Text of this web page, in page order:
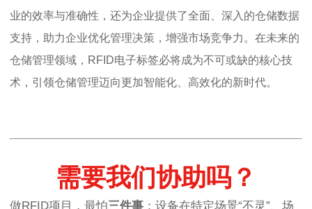
业的效率与准确性，还为企业提供了全面、深入的仓储数据
支持，助力企业优化管理决策，增强市场竞争力。在未来的
仓储管理领域，RFID电子标签必将成为不可或缺的核心技
术，引领仓储管理迈向更加智能化、高效化的新时代。
需要我们协助吗？
做RFID项目，最怕三件事 ：设备在特定场景“不灵”、场